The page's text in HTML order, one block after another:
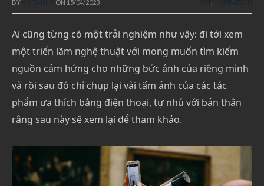
BY ON 15/04/2023
Ai cũng từng có một trải nghiệm như vậy: đi tới xem
một triển lãm nghệ thuật với mong muốn tìm kiếm
nguồn cảm hứng cho những bức ảnh của riêng mình
và rồi sau đó chỉ chụp lại vài tấm ảnh của các tác
phẩm ưa thích bằng điện thoại, tự nhủ với bản thân
rằng sau này sẽ xem lại để tham khảo.